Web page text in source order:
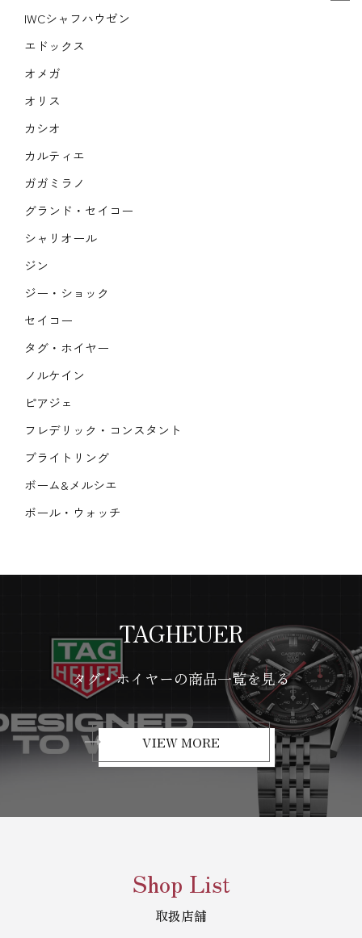
IWCシャフハウゼン
エドックス
オメガ
オリス
カシオ
カルティエ
ガガミラノ
グランド・セイコー
シャリオール
ジン
ジー・ショック
セイコー
タグ・ホイヤー
ノルケイン
ピアジェ
フレデリック・コンスタント
ブライトリング
ボーム&メルシエ
ボール・ウォッチ
TAGHEUER
タグ・ホイヤーの商品一覧を見る
VIEW MORE
Shop List
取扱店舗